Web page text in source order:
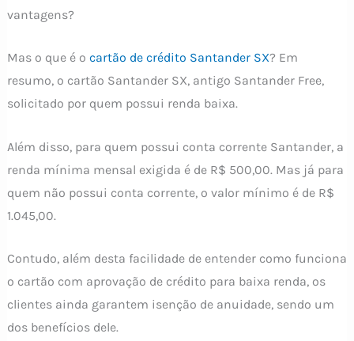
vantagens?
Mas o que é o cartão de crédito Santander SX? Em
resumo, o cartão Santander SX, antigo Santander Free,
solicitado por quem possui renda baixa.
Além disso, para quem possui conta corrente Santander, a
renda mínima mensal exigida é de R$ 500,00. Mas já para
quem não possui conta corrente, o valor mínimo é de R$
1.045,00.
Contudo, além desta facilidade de entender como funciona
o cartão com aprovação de crédito para baixa renda, os
clientes ainda garantem isenção de anuidade, sendo um
dos benefícios dele.